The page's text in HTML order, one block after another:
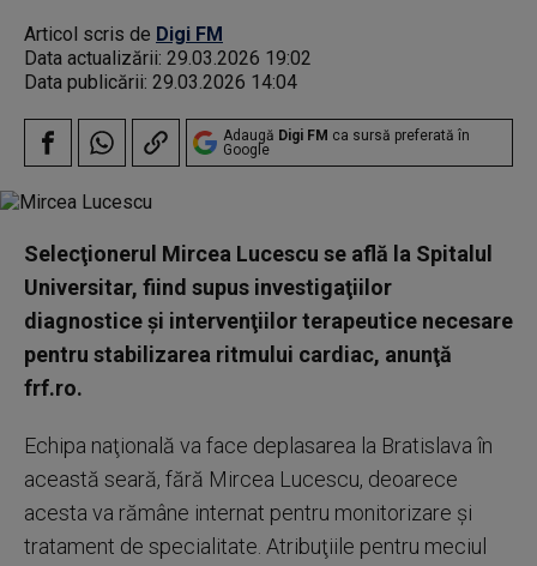
Articol scris de Digi FM
Data actualizării: 29.03.2026 19:02
Data publicării: 29.03.2026 14:04
Adaugă Digi FM ca sursă preferată în
Google
Selecţionerul Mircea Lucescu se află la Spitalul
Universitar, fiind supus investigaţiilor
diagnostice şi intervenţiilor terapeutice necesare
pentru stabilizarea ritmului cardiac, anunţă
frf.ro.
Echipa naţională va face deplasarea la Bratislava în
această seară, fără Mircea Lucescu, deoarece
acesta va rămâne internat pentru monitorizare şi
tratament de specialitate. Atribuţiile pentru meciul